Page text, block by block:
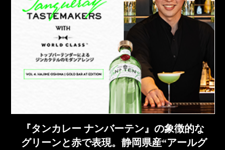
『タンカレー ナンバーテン』の象徴的な
グリーンと赤で表現。静岡県産“アールグ